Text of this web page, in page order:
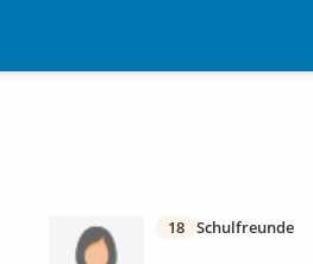
18 Schulfreunde